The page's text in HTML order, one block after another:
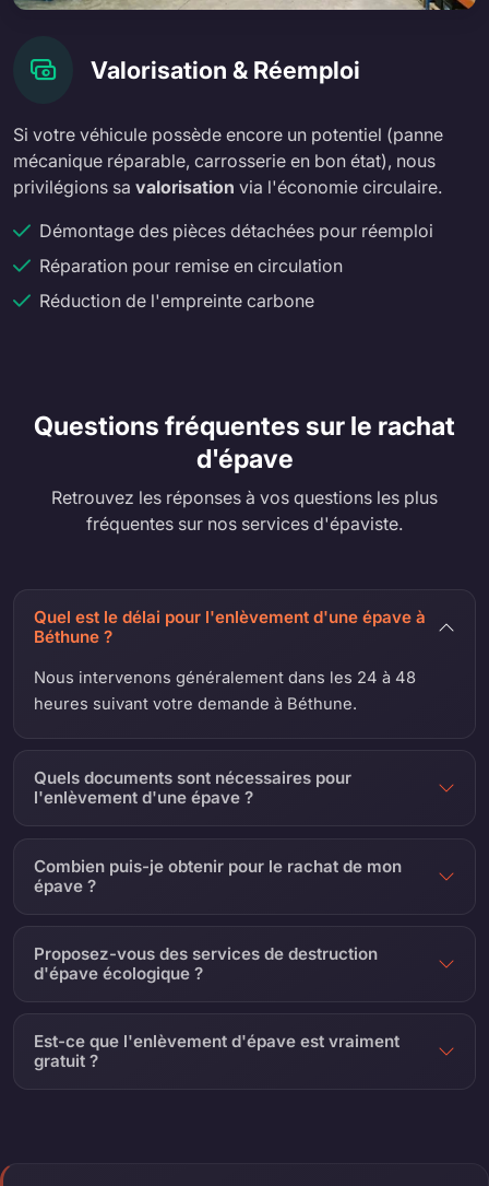
Valorisation & Réemploi
Si votre véhicule possède encore un potentiel (panne
mécanique réparable, carrosserie en bon état), nous
privilégions sa valorisation via l'économie circulaire.
Démontage des pièces détachées pour réemploi
Réparation pour remise en circulation
Réduction de l'empreinte carbone
Questions fréquentes sur le rachat
d'épave
Retrouvez les réponses à vos questions les plus
fréquentes sur nos services d'épaviste.
Quel est le délai pour l'enlèvement d'une épave à
Béthune ?
Nous intervenons généralement dans les 24 à 48
heures suivant votre demande à Béthune.
Quels documents sont nécessaires pour
l'enlèvement d'une épave ?
Combien puis-je obtenir pour le rachat de mon
épave ?
Proposez-vous des services de destruction
d'épave écologique ?
Est-ce que l'enlèvement d'épave est vraiment
gratuit ?